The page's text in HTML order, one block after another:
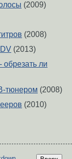
(2009)
(2008)
(2013)
обрезать ли
тюнером (2008)
(2010)